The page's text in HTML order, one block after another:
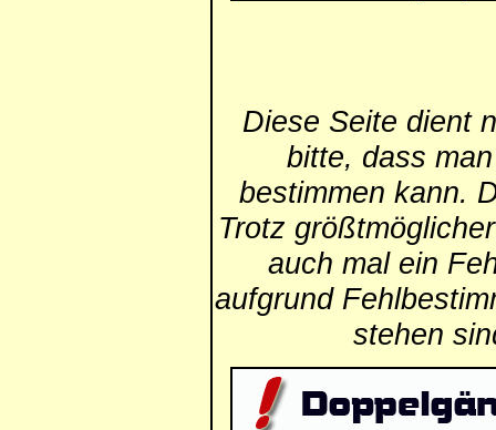
Diese Seite dient
bitte, dass
bestimmen kann.
Trotz
auch mal ein
aufgrund
stehen